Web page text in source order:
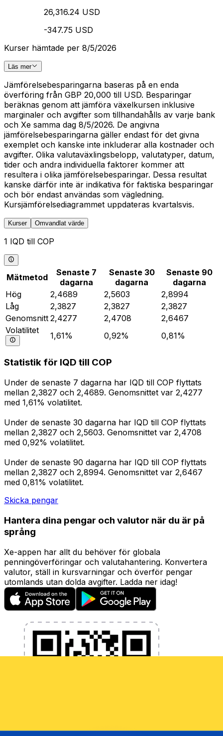
26,316.24 USD
-347.75 USD
Kurser hämtade per 8/5/2026
Läs mer
Jämförelsebesparingarna baseras på en enda
överföring från GBP 20,000 till USD. Besparingar
beräknas genom att jämföra växelkursen inklusive
marginaler och avgifter som tillhandahålls av varje bank
och Xe samma dag 8/5/2026. De angivna
jämförelsebesparingarna gäller endast för det givna
exemplet och kanske inte inkluderar alla kostnader och
avgifter. Olika valutaväxlingsbelopp, valutatyper, datum,
tider och andra individuella faktorer kommer att
resultera i olika jämförelsebesparingar. Dessa resultat
kanske därför inte är indikativa för faktiska besparingar
och bör endast användas som vägledning.
Kursjämförelsediagrammet uppdateras kvartalsvis.
Kurser Omvandlat värde
1 IQD till COP
Mätmetod
Senaste 7
dagarna
Senaste 30
dagarna
Senaste 90
dagarna
Hög
2,4689 2,5603
2,8994
Låg
2,3827 2,3827
2,3827
Genomsnitt 2,4277 2,4708
2,6467
Volatilitet
1,61% 0,92% 0,81%
Statistik för IQD till COP
Under de senaste 7 dagarna har IQD till COP flyttats
mellan 2,3827 och 2,4689. Genomsnittet var 2,4277
med 1,61% volatilitet.
Under de senaste 30 dagarna har IQD till COP flyttats
mellan 2,3827 och 2,5603. Genomsnittet var 2,4708
med 0,92% volatilitet.
Under de senaste 90 dagarna har IQD till COP flyttats
mellan 2,3827 och 2,8994. Genomsnittet var 2,6467
med 0,81% volatilitet.
Skicka pengar
Hantera dina pengar och valutor när du är på
språng
Xe-appen har allt du behöver för globala
penningöverföringar och valutahantering. Konvertera
valutor, ställ in kursvarningar och överför pengar
utomlands utan dolda avgifter. Ladda ner idag!